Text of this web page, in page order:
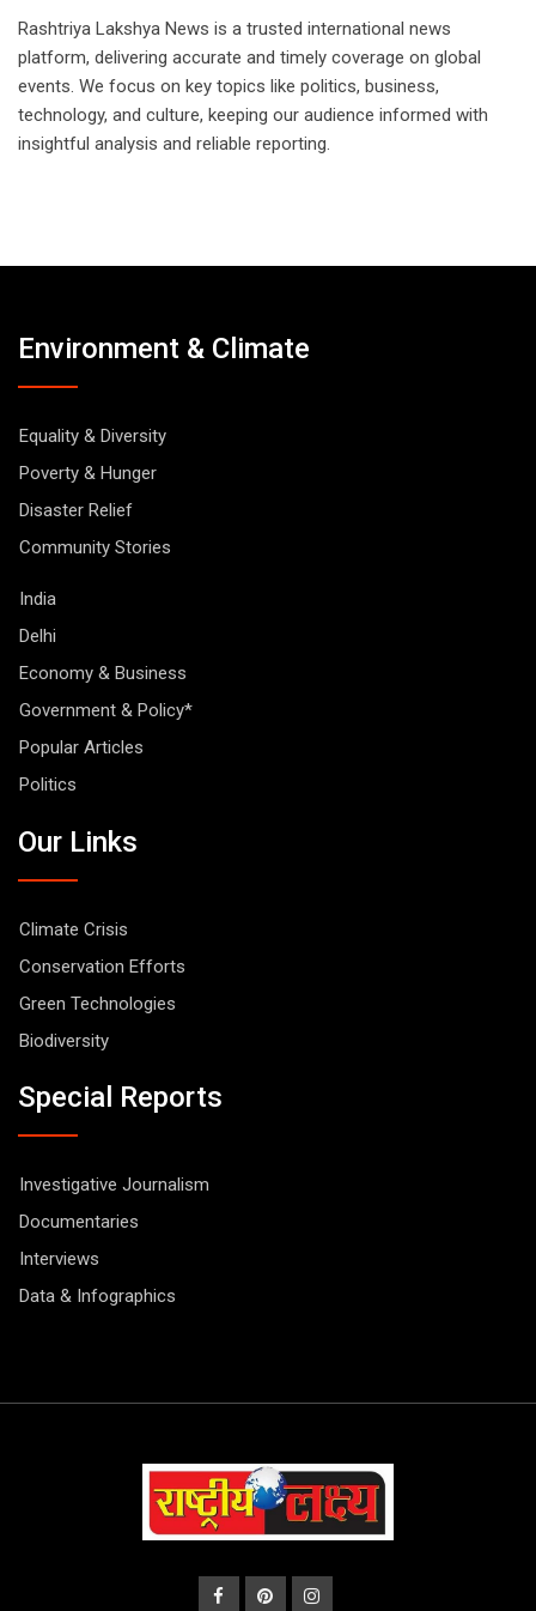
Rashtriya Lakshya News is a trusted international news
platform, delivering accurate and timely coverage on global
events. We focus on key topics like politics, business,
technology, and culture, keeping our audience informed with
insightful analysis and reliable reporting.
Environment & Climate
Equality & Diversity
Poverty & Hunger
Disaster Relief
Community Stories
India
Delhi
Economy & Business
Government & Policy*
Popular Articles
Politics
Our Links
Climate Crisis
Conservation Efforts
Green Technologies
Biodiversity
Special Reports
Investigative Journalism
Documentaries
Interviews
Data & Infographics